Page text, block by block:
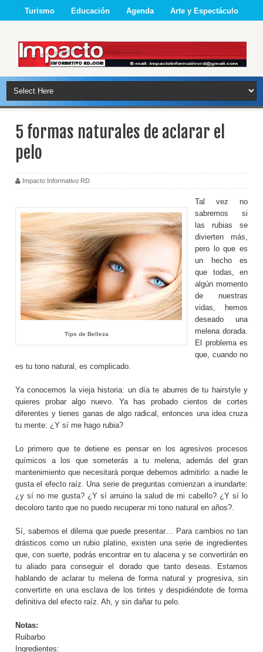
Turismo Educación Agenda Arte y Espectáculo
5 formas naturales de aclarar el
pelo
Impacto Informativo RD
Tips de Belleza
Tal vez no
sabremos si
las rubias se
divierten más,
pero lo que es
un hecho es
que todas, en
algún momento
de nuestras
vidas, hemos
deseado una
melena dorada.
El problema es
que, cuando no
es tu tono natural, es complicado.
Ya conocemos la vieja historia: un día te aburres de tu hairstyle y
quieres probar algo nuevo. Ya has probado cientos de cortes
diferentes y tienes ganas de algo radical, entonces una idea cruza
tu mente: ¿Y sí me hago rubia?
Lo primero que te detiene es pensar en los agresivos procesos
químicos a los que someterás a tu melena, además del gran
mantenimiento que necesitará porque debemos admitirlo: a nadie le
gusta el efecto raíz. Una serie de preguntas comienzan a inundarte:
¿y sí no me gusta? ¿Y sí arruino la salud de mi cabello? ¿Y sí lo
decoloro tanto que no puedo recuperar mi tono natural en años?.
Sí, sabemos el dilema que puede presentar… Para cambios no tan
drásticos como un rubio platino, existen una serie de ingredientes
que, con suerte, podrás encontrar en tu alacena y se convertirán en
tu aliado para conseguir el dorado que tanto deseas. Estamos
hablando de aclarar tu melena de forma natural y progresiva, sin
convertirte en una esclava de los tintes y despidiéndote de forma
definitiva del efecto raíz. Ah, y sin dañar tu pelo.
Notas:
Ruibarbo
Ingredientes: